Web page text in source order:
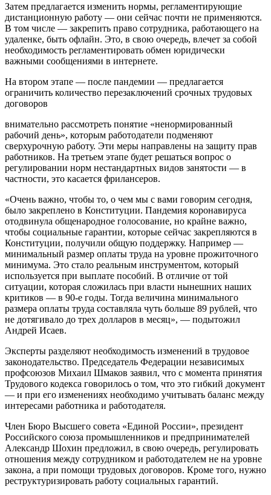
Затем предлагается изменить нормы, регламентирующие
дистанционную работу — они сейчас почти не применяются.
В том числе — закрепить право сотрудника, работающего на
удаленке, быть офлайн. Это, в свою очередь, влечет за собой
необходимость регламентировать обмен юридически
важными сообщениями в интернете.
На втором этапе — после пандемии — предлагается
ограничить количество перезаключений срочных трудовых
договоров
внимательно рассмотреть понятие «ненормированный
рабочий день», которым работодатели подменяют
сверхурочную работу. Эти меры направлены на защиту прав
работников. На третьем этапе будет решаться вопрос о
регулировании норм нестандартных видов занятости — в
частности, это касается фрилансеров.
«Очень важно, чтобы то, о чем мы с вами говорим сегодня,
было закреплено в Конституции. Пандемия коронавируса
отодвинула общенародное голосование, но крайне важно,
чтобы социальные гарантии, которые сейчас закрепляются в
Конституции, получили общую поддержку. Например —
минимальный размер оплаты труда на уровне прожиточного
минимума. Это стало реальным инструментом, который
используется при выплате пособий. В отличие от той
ситуации, которая сложилась при власти нынешних наших
критиков — в 90-е годы. Тогда величина минимального
размера оплаты труда составляла чуть больше 89 рублей, что
не дотягивало до трех долларов в месяц», — подытожил
Андрей Исаев.
Эксперты разделяют необходимость изменений в трудовое
законодательство. Председатель Федерации независимых
профсоюзов Михаил Шмаков заявил, что с момента принятия
Трудового кодекса говорилось о том, что это гибкий документ
— и при его изменениях необходимо учитывать баланс между
интересами работника и работодателя.
Член Бюро Высшего совета «Единой России», президент
Российского союза промышленников и предпринимателей
Александр Шохин предложил, в свою очередь, регулировать
отношения между сотрудником и работодателем не на уровне
закона, а при помощи трудовых договоров. Кроме того, нужно
реструктуризировать работу социальных гарантий.